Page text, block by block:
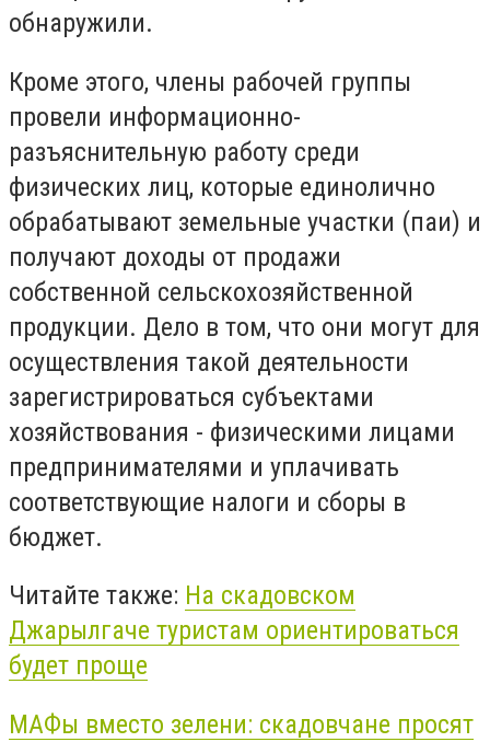
обнаружили.
Кроме этого, члены рабочей группы
провели информационно-
разъяснительную работу среди
физических лиц, которые единолично
обрабатывают земельные участки (паи) и
получают доходы от продажи
собственной сельскохозяйственной
продукции. Дело в том, что они могут для
осуществления такой деятельности
зарегистрироваться субъектами
хозяйствования - физическими лицами
предпринимателями и уплачивать
соответствующие налоги и сборы в
бюджет.
Читайте также: На скадовском
Джарылгаче туристам ориентироваться
будет проще
МАФы вместо зелени: скадовчане просят